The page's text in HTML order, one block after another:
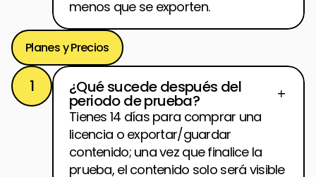
menos que se exporten.
Planes y Precios
1 ¿Qué sucede después del
periodo de prueba?
Tienes 14 días para comprar una
licencia o exportar/guardar
contenido; una vez que finalice la
prueba, el contenido solo será visible